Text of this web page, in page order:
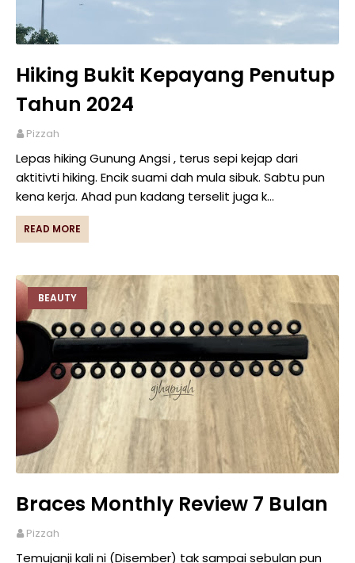
Hiking Bukit Kepayang Penutup
Tahun 2024
Pizzah
Lepas hiking Gunung Angsi , terus sepi kejap dari
aktitivti hiking. Encik suami dah mula sibuk. Sabtu pun
kena kerja. Ahad pun kadang terselit juga k…
READ MORE
BEAUTY
Braces Monthly Review 7 Bulan
Pizzah
Temujanji kali ni (Disember) tak sampai sebulan pun